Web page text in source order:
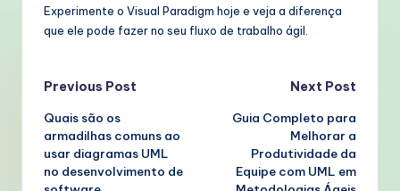
Experimente o Visual Paradigm hoje e veja a diferença
que ele pode fazer no seu fluxo de trabalho ágil.
Post
navigation
Previous Post
Quais são os
armadilhas comuns ao
usar diagramas UML
no desenvolvimento de
Next Post
Guia Completo para
Melhorar a
Produtividade da
Equipe com UML em